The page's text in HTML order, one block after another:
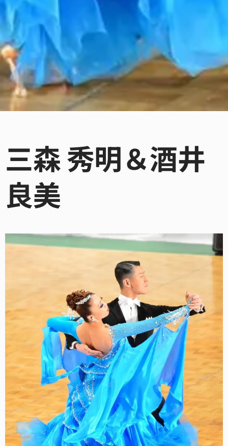
三森 秀明＆酒井
良美